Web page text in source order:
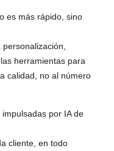
es más rápido, sino
herramientas para
calidad, no al número
por IA de
cliente, en todo